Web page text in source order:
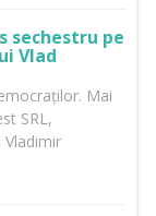
sechestru pe
Vlad
Mai
SRL,